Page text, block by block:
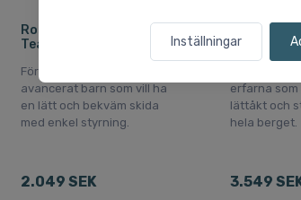
Inställningar
Rossignol Sender Kid +
Team 4 GW
För nybörjare eller lätt
avancerat barn som vill ha
en lätt och bekväm skida
med enkel styrning.
2.049 SEK
Rossignol
Event +
erfarna som
lättåkt och
hela berget.
3.549